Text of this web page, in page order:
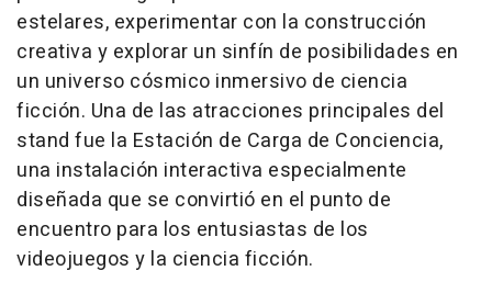
estelares, experimentar con la construcción
creativa y explorar un sinfín de posibilidades en
un universo cósmico inmersivo de ciencia
ficción. Una de las atracciones principales del
stand fue la Estación de Carga de Conciencia,
una instalación interactiva especialmente
diseñada que se convirtió en el punto de
encuentro para los entusiastas de los
videojuegos y la ciencia ficción.